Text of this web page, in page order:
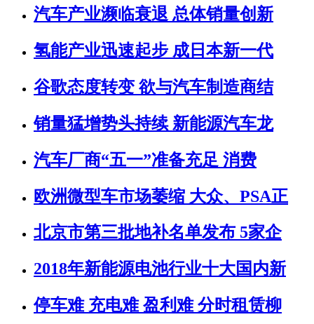
汽车产业濒临衰退 总体销量创新
氢能产业迅速起步 成日本新一代
谷歌态度转变 欲与汽车制造商结
销量猛增势头持续 新能源汽车龙
汽车厂商“五一”准备充足 消费
欧洲微型车市场萎缩 大众、PSA正
北京市第三批地补名单发布 5家企
2018年新能源电池行业十大国内新
停车难 充电难 盈利难 分时租赁柳